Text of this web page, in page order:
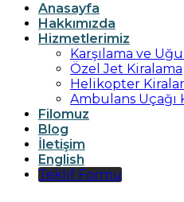
Anasayfa
Hakkımızda
Hizmetlerimiz
Karşılama ve
Özel Jet Kiralama
Helikopter
Ambulans Uçağı
Filomuz
Blog
İletişim
English
Teklif Formu